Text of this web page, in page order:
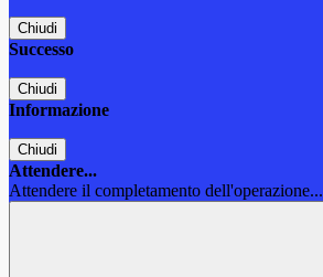
Chiudi
Successo
Chiudi
Informazione
Chiudi
Attendere...
Attendere il completamento dell'operazione...